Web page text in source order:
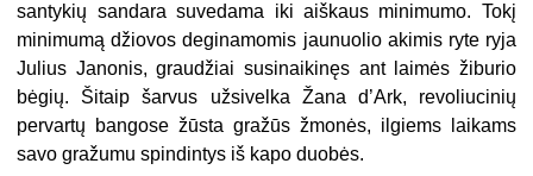
santykių sandara suvedama iki aiškaus minimumo. Tokį
minimumą džiovos deginamomis jaunuolio akimis ryte ryja
Julius Janonis, graudžiai susinaikinęs ant laimės žiburio
bėgių. Šitaip šarvus užsivelka Žana d’Ark, revoliucinių
pervartų bangose žūsta gražūs žmonės, ilgiems laikams
savo gražumu spindintys iš kapo duobės.